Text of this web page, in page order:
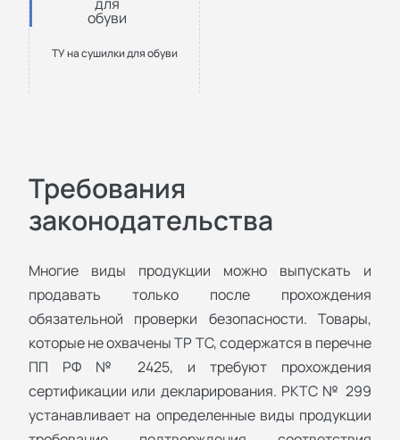
ТУ на сушилки для обуви
Требования
законодательства
Многие виды продукции можно выпускать и
продавать только после прохождения
обязательной проверки безопасности. Товары,
которые не охвачены ТР ТС, содержатся в перечне
ПП РФ № 2425, и требуют прохождения
сертификации или декларирования. РКТС № 299
устанавливает на определенные виды продукции